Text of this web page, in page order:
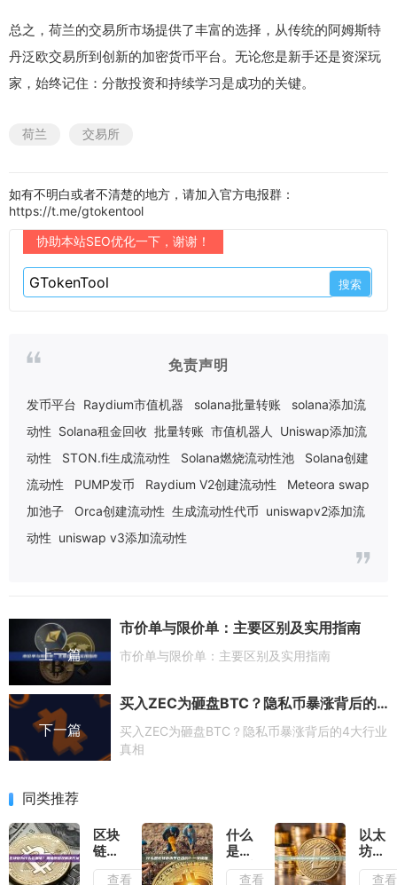
总之，荷兰的交易所市场提供了丰富的选择，从传统的阿姆斯特
丹泛欧交易所到创新的加密货币平台。无论您是新手还是资深玩
家，始终记住：分散投资和持续学习是成功的关键。
荷兰 交易所
如有不明白或者不清楚的地方，请加入官方电报群：
https://t.me/gtokentool
协助本站SEO优化一下，谢谢！
免责声明
发币平台 Raydium市值机器 solana批量转账
solana添加流
动性 Solana租金回收 批量转账 市值机器人
Uniswap添加流
动性
STON.fi生成流动性 Solana燃烧流动性池
Solana创建
流动性
PUMP发币 Raydium V2创建流动性
Meteora swap
加池子
Orca创建流动性 生成流动性代币 uniswapv2添加流
动性 uniswap v3添加流动性
上一篇
市价单与限价单：主要区别及实用指南
市价单与限价单：主要区别及实用指南
下一篇
买入ZEC为砸盘BTC？隐私币暴涨背后的4大行业真相
买入ZEC为砸盘BTC？隐私币暴涨背后的4大行业
真相
同类推荐
区块
链为
什么
查看
什么
是比
特币
查看
以太
坊对
冲玩
查看